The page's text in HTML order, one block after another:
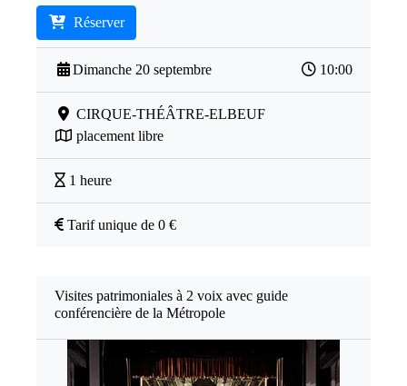
Réserver
Dimanche 20 septembre 10:00
CIRQUE-THÉÂTRE-ELBEUF
placement libre
1 heure
Tarif unique de 0 €
Visites patrimoniales à 2 voix avec guide
conférencière de la Métropole